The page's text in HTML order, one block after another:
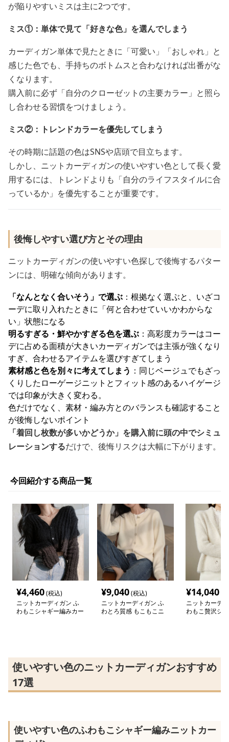
が陥りやすいミスは主に2つです。
ミス①：単体で見て「好きな色」を選んでしまう
カーディガン単体で見たときに「可愛い」「おしゃれ」と
感じた色でも、手持ちのボトムスと合わなければ出番がな
くなります。
購入前に必ず「自分のクローゼットの主要カラー」と照ら
し合わせる習慣をつけましょう。
ミス②：トレンドカラーを優先してしまう
その時期に話題の色はSNSや店頭で目立ちます。
しかし、ニットカーディガンの使いやすい色として長く愛
用するには、トレンドよりも「自分のライフスタイルに合
っているか」を優先することが重要です。
後悔しやすい選び方とその理由
ニットカーディガンの使いやすい色探しで後悔するパター
ンには、明確な傾向があります。
「なんとなく合いそう」で選ぶ ：根拠なく選ぶと、いざコ
ーデに取り入れたときに「何と合わせていいかわからな
い」状態になる
明るすぎる・鮮やかすぎる色を選ぶ ：高彩度カラーはコー
デに占める面積が大きいカーディガンでは主張が強くなり
すぎ、合わせるアイテムを選びすぎてしまう
素材感と色を別々に考えてしまう ：同じベージュでもざっ
くりしたローゲージニットとフィット感のあるハイゲージ
では印象が大きく変わる。
色だけでなく、素材・編み方とのバランスも確認すること
が後悔しないポイント
「着回し枚数が多いかどうか」を購入前に頭の中でシミュ
レーションするだけで、後悔リスクは大幅に下がります。
今回紹介する商品一覧
¥4,460(税込)
ニットカーディガン ふ
わもこシャギー編みカー
¥9,040(税込)
ニットカーディガン ふ
わとろ質感 もこもこニ
¥14,040
ニットカーデ
わもこ贅沢シ
使いやすい色のニットカーディガンおすすめ
17選
使いやすい色のふわもこシャギー編みニットカー